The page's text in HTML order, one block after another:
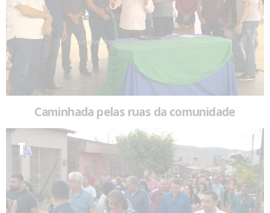
Caminhada pelas ruas da comunidade